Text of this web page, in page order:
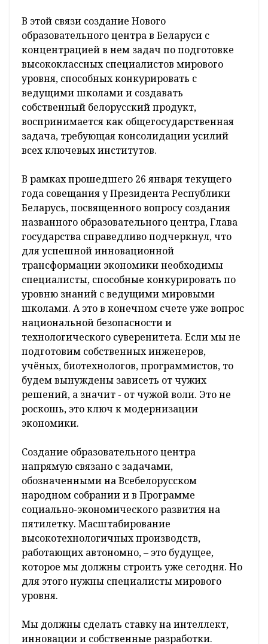
В этой связи создание Нового
образовательного центра в Беларуси с
концентрацией в нем задач по подготовке
высококлассных специалистов мирового
уровня, способных конкурировать с
ведущими школами и создавать
собственный белорусский продукт,
воспринимается как общегосударственная
задача, требующая консолидации усилий
всех ключевых институтов.
В рамках прошедшего 26 января текущего
года совещания у Президента Республики
Беларусь, посвященного вопросу создания
названного образовательного центра, Глава
государства справедливо подчеркнул, что
для успешной инновационной
трансформации экономики необходимы
специалисты, способные конкурировать по
уровню знаний с ведущими мировыми
школами. А это в конечном счете уже вопрос
национальной безопасности и
технологического суверенитета. Если мы не
подготовим собственных инженеров,
учёных, биотехнологов, программистов, то
будем вынуждены зависеть от чужих
решений, а значит - от чужой воли. Это не
роскошь, это ключ к модернизации
экономики.
Создание образовательного центра
напрямую связано с задачами,
обозначенными на Всебелорусском
народном собрании и в Программе
социально-экономического развития на
пятилетку. Масштабирование
высокотехнологичных производств,
работающих автономно, – это будущее,
которое мы должны строить уже сегодня. Но
для этого нужны специалисты мирового
уровня.
Мы должны сделать ставку на интеллект,
инновации и собственные разработки.